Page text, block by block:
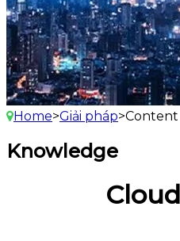
Home>Giải pháp>Content
Knowledge